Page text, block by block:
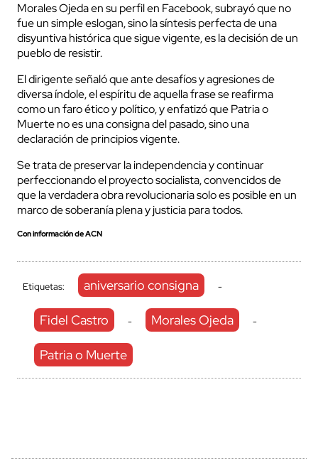
Morales Ojeda en su perfil en Facebook, subrayó que no
fue un simple eslogan, sino la síntesis perfecta de una
disyuntiva histórica que sigue vigente, es la decisión de un
pueblo de resistir.
El dirigente señaló que ante desafíos y agresiones de
diversa índole, el espíritu de aquella frase se reafirma
como un faro ético y político, y enfatizó que Patria o
Muerte no es una consigna del pasado, sino una
declaración de principios vigente.
Se trata de preservar la independencia y continuar
perfeccionando el proyecto socialista, convencidos de
que la verdadera obra revolucionaria solo es posible en un
marco de soberanía plena y justicia para todos.
Con información de ACN
Etiquetas: aniversario consigna -
Fidel Castro - Morales Ojeda -
Patria o Muerte